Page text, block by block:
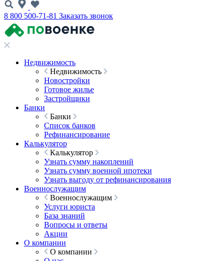
8 800 500-71-81 Заказать звонок
Недвижимость
Недвижимость
Новостройки
Готовое жилье
Застройщики
Банки
Банки
Список банков
Рефинансирование
Калькулятор
Калькулятор
Узнать сумму накоплений
Узнать сумму военной ипотеки
Узнать выгоду от рефинансирования
Военнослужащим
Военнослужащим
Услуги юриста
База знаний
Вопросы и ответы
Акции
О компании
О компании